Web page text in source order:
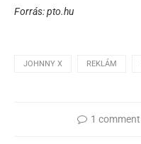
Forrás: pto.hu
JOHNNY X REKLÁM
1 comment